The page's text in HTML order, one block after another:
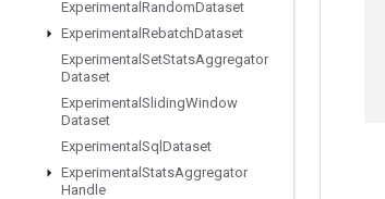
Experimental RandomDataset
Experimental RebatchDataset
Experimental SetStatsAggregator
Dataset
Experimental SlidingWindow
Dataset
Experimental Sql Dataset
Experimental StatsAggregator
Handle